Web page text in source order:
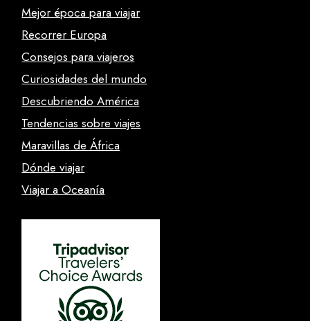
Mejor época para viajar
Recorrer Europa
Consejos para viajeros
Curiosidades del mundo
Descubriendo América
Tendencias sobre viajes
Maravillas de África
Dónde viajar
Viajar a Oceanía